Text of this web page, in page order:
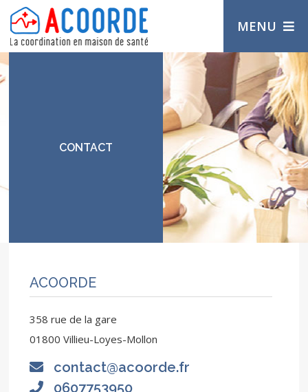
MENU
CONTACT
ACOORDE
358 rue de la gare
01800 Villieu-Loyes-Mollon
contact@acoorde.fr
0607753950